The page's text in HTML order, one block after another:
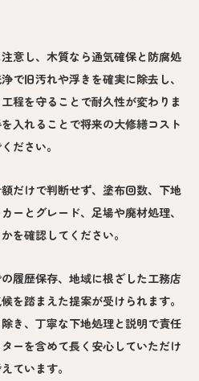
意し、木質なら通気確保と防腐処
で旧汚れや浮きを確実に除去し、
程を守ることで耐久性が変わりま
入れることで将来の大修繕コスト
ださい。
だけで判断せず、塗布回数、下地
ーとグレード、足場や廃材処理、
を確認してください。
履歴保存、地域に根ざした工務店
を踏まえた提案が受けられます。
き、丁寧な下地処理と説明で責任
ーを含めて長く安心していただけ
ています。